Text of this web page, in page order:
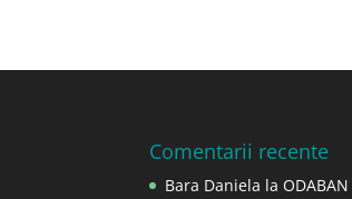
Comentarii recente
Bara Daniela la